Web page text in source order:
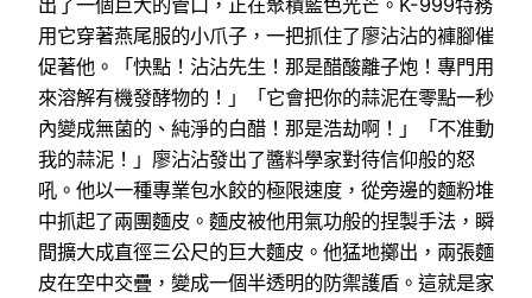
用它穿著燕尾服的小爪子，一把抓住了廖沾沾的褲腳催
促著他。「快點！沾沾先生！那是醋酸離子炮！專門用
來溶解有機發酵物的！」「它會把你的蒜泥在零點一秒
內變成無菌的、純淨的白醋！那是浩劫啊！」「不准動
我的蒜泥！」廖沾沾發出了醬料學家對待信仰般的怒
吼。他以一種專業包水餃的極限速度，從旁邊的麵粉堆
中抓起了兩團麵皮。麵皮被他用氣功般的捏製手法，瞬
間擴大成直徑三公尺的巨大麵皮。他猛地擲出，兩張麵
皮在空中交疊，變成一個半透明的防禦護盾。這就是家